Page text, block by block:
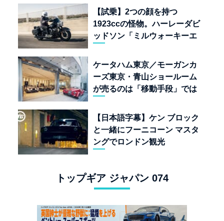
質”を愛する理由
【試乗】2つの顔を持つ
1923ccの怪物。ハーレーダビ
ッドソン「ミルウォーキーエ
ケータハム東京／モーガンカ
ーズ東京・青山ショールーム
が売るのは「移動手段」では
【日本語字幕】ケン ブロック
と一緒にフーニコーン マスタ
ングでロンドン観光
トップギア ジャパン 074